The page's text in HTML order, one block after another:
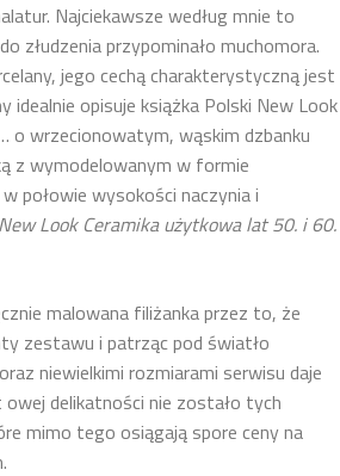
Najciekawsze według mnie to
złudzenia przypominało muchomora.
jego cechą charakterystyczną jest
idealnie opisuje książka Polski New Look
o wrzecionowatym, wąskim dzbanku
z wymodelowanym w formie
połowie wysokości naczynia i
Look Ceramika użytkowa lat 50. i 60.
malowana filiżanka przez to, że
zestawu i patrząc pod światło
niewielkimi rozmiarami serwisu daje
delikatności nie zostało tych
mimo tego osiągają spore ceny na